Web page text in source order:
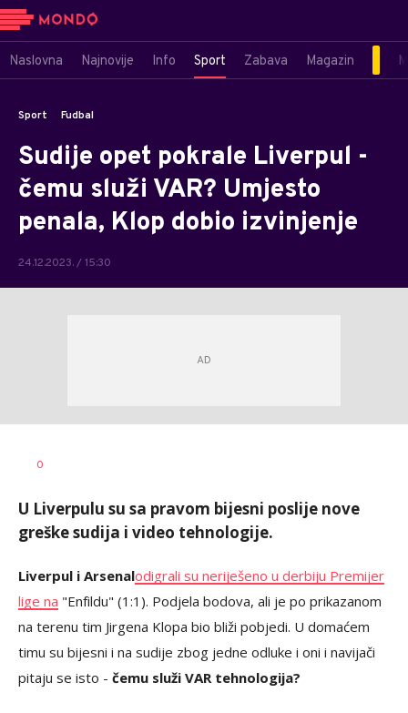
Naslovna Najnovije Info Sport Zabava Magazin
Sport Fudbal
Sudije opet pokrale Liverpul -
čemu služi VAR? Umjesto
penala, Klop dobio izvinjenje
24.12.2023. / 15:30
0
U Liverpulu su sa pravom bijesni poslije nove
greške sudija i video tehnologije.
Liverpul i Arsenalodigrali su neriješeno u derbiju Premijer
lige na "Enfildu" (1:1). Podjela bodova, ali je po prikazanom
na terenu tim Jirgena Klopa bio bliži pobjedi. U domaćem
timu su bijesni i na sudije zbog jedne odluke i oni i navijači
pitaju se isto - čemu služi VAR tehnologija?